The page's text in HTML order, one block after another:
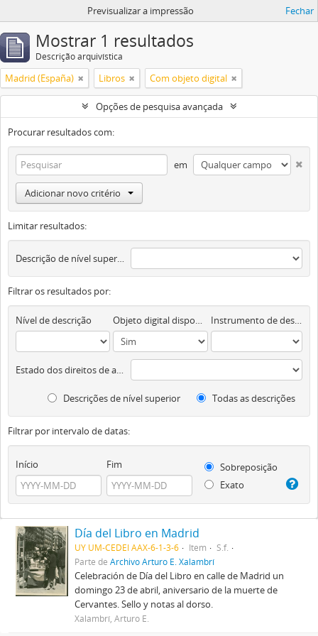
Previsualizar a impressão Fechar
Mostrar 1 resultados
Descrição arquivística
Madrid (España) Libros Com objeto digital
Opções de pesquisa avançada
Procurar resultados com:
em
Adicionar novo critério
Limitar resultados:
Descrição de nível superior
Filtrar os resultados por:
Nível de descrição Objeto digital disponível Instrumento de descrição documental
Estado dos direitos de autor
Descrições de nível superior Todas as descrições
Filtrar por intervalo de datas:
Início Fim
Sobreposição
Exato
Día del Libro en Madrid
UY UM-CEDEI AAX-6-1-3-6 Item
S.f.
Parte deArchivo Arturo E. Xalambrí
Celebración de Día del Libro en calle de Madrid un
domingo 23 de abril, aniversario de la muerte de
Cervantes. Sello y notas al dorso.
Xalambrí, Arturo E.